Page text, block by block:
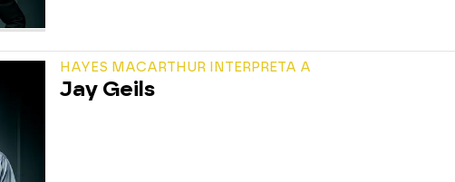
HAYES MACARTHUR INTERPRETA A
Jay Geils